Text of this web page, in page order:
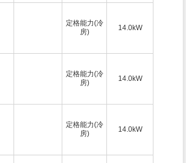
定格能力(冷
房)
14.0kW
定格能力(冷
房)
14.0kW
定格能力(冷
房)
14.0kW